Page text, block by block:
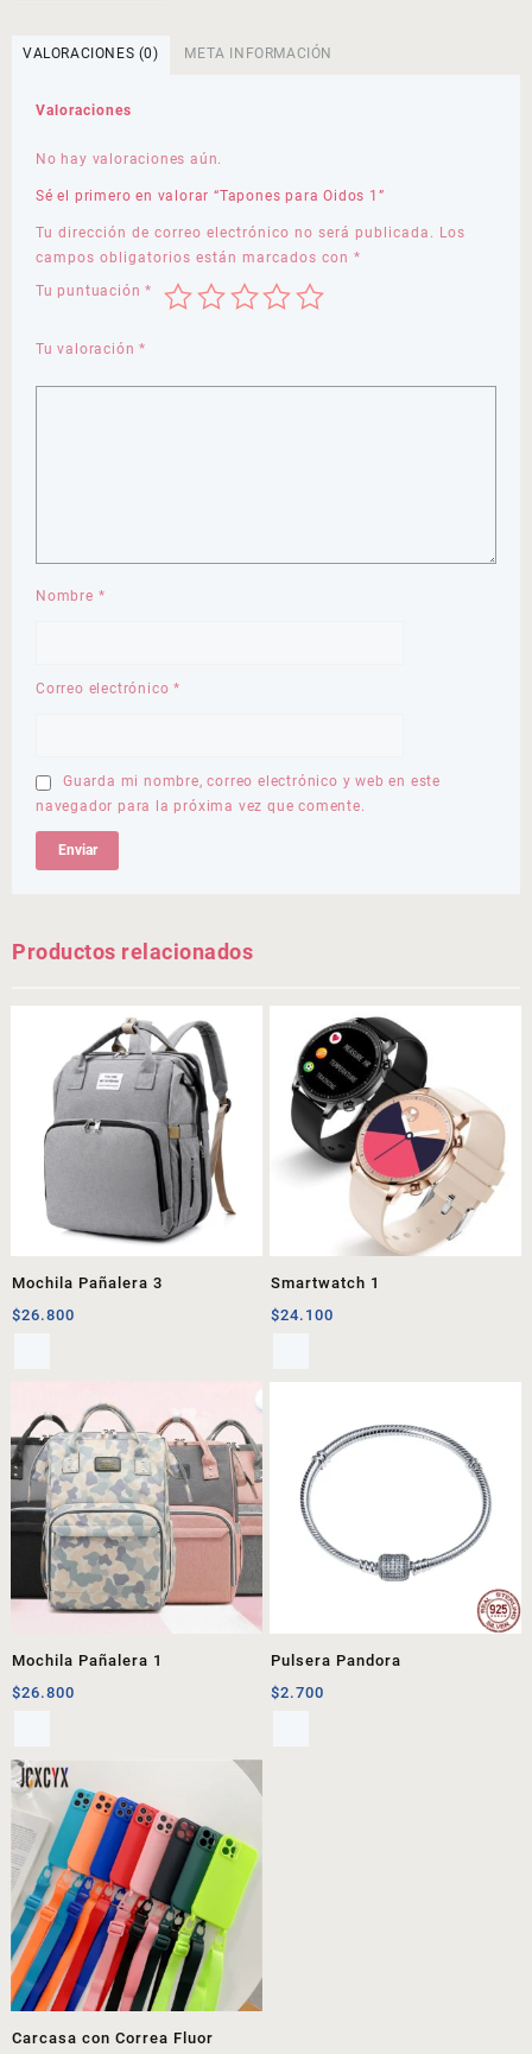
VALORACIONES (0) META INFORMACIÓN
Valoraciones
No hay valoraciones aún.
Sé el primero en valorar “Tapones para Oidos 1”
Tu dirección de correo electrónico no será publicada. Los
campos obligatorios están marcados con *
Tu puntuación*
Tu valoración*
Nombre *
Correo electrónico*
Guarda mi nombre, correo electrónico y web en este
navegador para la próxima vez que comente.
Productos relacionados
Mochila Pañalera 3
$26.800
Smartwatch 1
$24.100
Mochila Pañalera 1
$26.800
Pulsera Pandora
$2.700
Carcasa con Correa Fluor